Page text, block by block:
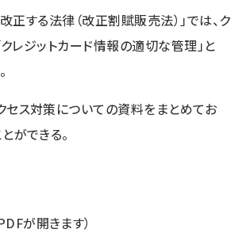
する法律（改正割賦販売法）」では、ク
レジットカード情報の適切な管理」と
セス対策についての資料をまとめてお
ができる。
PDFが開きます）